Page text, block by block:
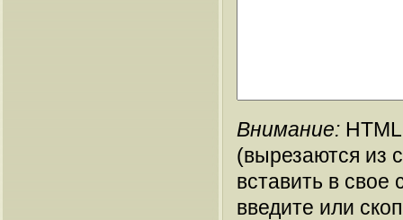
Внимание:
(вырезаются из
вставить в
введите или